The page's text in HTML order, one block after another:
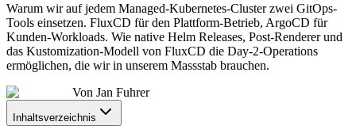
Warum wir auf jedem Managed-Kubernetes-Cluster zwei GitOps-
Tools einsetzen. FluxCD für den Plattform-Betrieb, ArgoCD für
Kunden-Workloads. Wie native Helm Releases, Post-Renderer und
das Kustomization-Modell von FluxCD die Day-2-Operations
ermöglichen, die wir in unserem Massstab brauchen.
Von Jan Fuhrer
Inhaltsverzeichnis